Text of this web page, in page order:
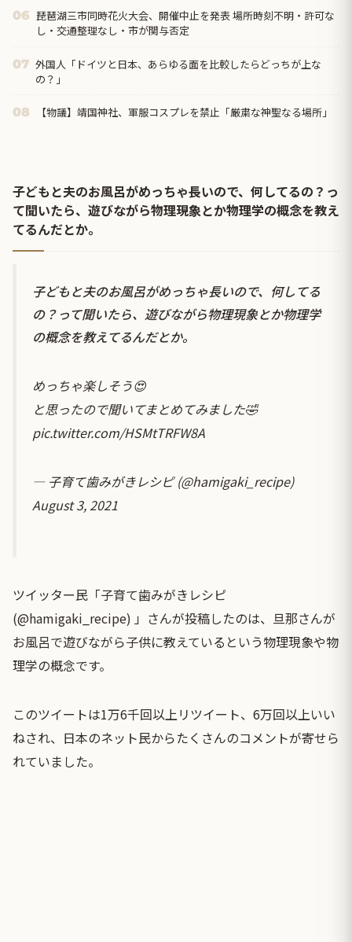
06 琵琶湖三市同時花火大会、開催中止を発表 場所時刻不明・許可な
し・交通整理なし・市が関与否定
07 外国人「ドイツと日本、あらゆる面を比較したらどっちが上な
の？」
08 【物議】靖国神社、軍服コスプレを禁止「厳粛な神聖なる場所」
子どもと夫のお風呂がめっちゃ長いので、何してるの？っ
て聞いたら、遊びながら物理現象とか物理学の概念を教え
てるんだとか。
子どもと夫のお風呂がめっちゃ長いので、何してる
の？って聞いたら、遊びながら物理現象とか物理学
の概念を教えてるんだとか。
めっちゃ楽しそう😍
と思ったので聞いてまとめてみました🤣
pic.twitter.com/HSMtTRFW8A
— 子育て歯みがきレシピ (@hamigaki_recipe)
August 3, 2021
ツイッター民「子育て歯みがきレシピ
(@hamigaki_recipe) 」さんが投稿したのは、旦那さんが
お風呂で遊びながら子供に教えているという物理現象や物
理学の概念です。
このツイートは1万6千回以上リツイート、6万回以上いい
ねされ、日本のネット民からたくさんのコメントが寄せら
れていました。